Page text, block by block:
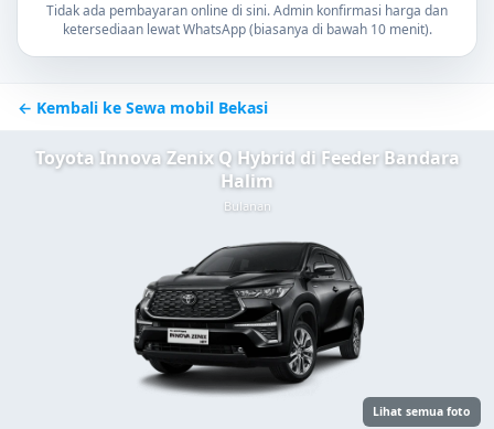
Tidak ada pembayaran online di sini. Admin konfirmasi harga dan
ketersediaan lewat WhatsApp (biasanya di bawah 10 menit).
← Kembali ke Sewa mobil Bekasi
Toyota Innova Zenix Q Hybrid di Feeder Bandara
Halim
Bulanan
Lihat semua foto